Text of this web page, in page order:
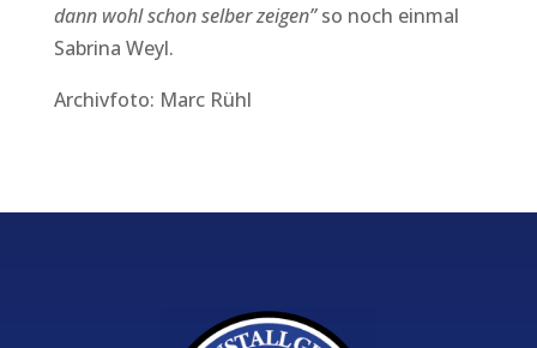
dann wohl schon selber zeigen”so noch einmal
Sabrina Weyl.
Archivfoto: Marc Rühl